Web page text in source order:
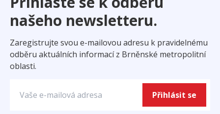
našeho newsletteru.
Zaregistrujte svou e-mailovou adresu k pravidelnému
odběru aktuálních informací z Brněnské metropolitní
oblasti.
Přihlásit se